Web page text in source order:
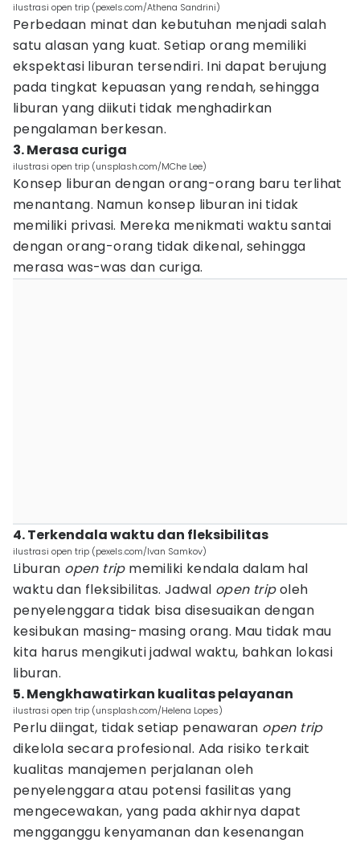
ilustrasi open trip (pexels.com/Athena Sandrini)
Perbedaan minat dan kebutuhan menjadi salah
satu alasan yang kuat. Setiap orang memiliki
ekspektasi liburan tersendiri. Ini dapat berujung
pada tingkat kepuasan yang rendah, sehingga
liburan yang diikuti tidak menghadirkan
pengalaman berkesan.
3. Merasa curiga
ilustrasi open trip (unsplash.com/MChe Lee)
Konsep liburan dengan orang-orang baru terlihat
menantang. Namun konsep liburan ini tidak
memiliki privasi. Mereka menikmati waktu santai
dengan orang-orang tidak dikenal, sehingga
merasa was-was dan curiga.
4. Terkendala waktu dan fleksibilitas
ilustrasi open trip (pexels.com/Ivan Samkov)
Liburan open trip memiliki kendala dalam hal
waktu dan fleksibilitas. Jadwal open tripoleh
penyelenggara tidak bisa disesuaikan dengan
kesibukan masing-masing orang. Mau tidak mau
kita harus mengikuti jadwal waktu, bahkan lokasi
liburan.
5. Mengkhawatirkan kualitas pelayanan
ilustrasi open trip (unsplash.com/Helena Lopes)
Perlu diingat, tidak setiap penawaran open trip
dikelola secara profesional. Ada risiko terkait
kualitas manajemen perjalanan oleh
penyelenggara atau potensi fasilitas yang
mengecewakan, yang pada akhirnya dapat
mengganggu kenyamanan dan kesenangan